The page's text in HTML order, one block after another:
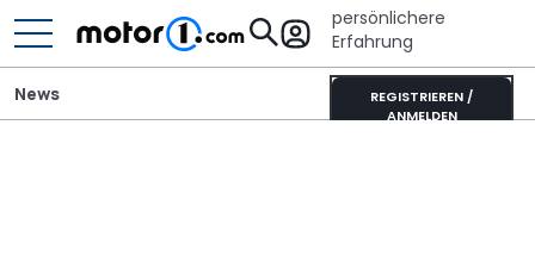
persönlichere
Erfahrung
REGISTRIEREN /
ANMELDEN
News